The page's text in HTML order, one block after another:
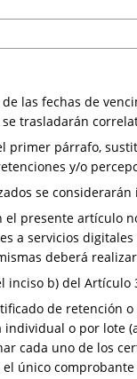
las fechas de
trasladarán
primer párrafo,
y/o
se
el presente artículo
a servicios
deberá
inciso b) del Artículo
de retención o
individual o por lote
cada uno de los
único